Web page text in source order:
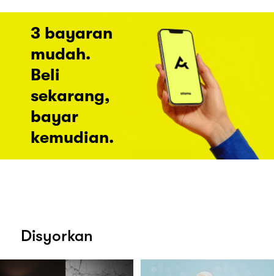
3 bayaran
mudah.
Beli
sekarang,
bayar
kemudian.
Disyorkan